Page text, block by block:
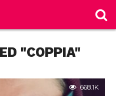
"COPPIA"
668.1K